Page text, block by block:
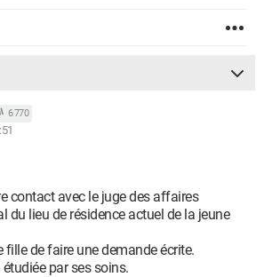
6 770
contact avec le juge des affaires
du lieu de résidence actuel de la jeune
fille de faire une demande écrite.
par ses soins.